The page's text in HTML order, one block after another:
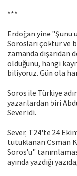
***
Erdoğan yine "Şunu
Sorosları çoktur ve
zamanda dışarıdan
olduğunu, hangi
biliyoruz. Gün ola
Soros ile Türkiye
yazanlardan biri
Sever idi.
Sever, T24'te 24
tutuklanan Osman
Soros'u"
ayında yazdığı